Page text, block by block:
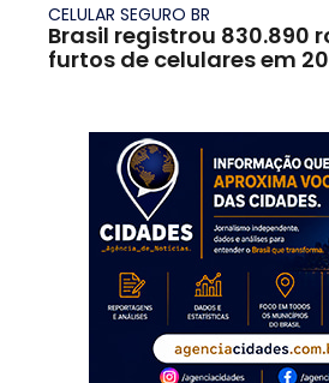
CELULAR SEGURO BR
Brasil registrou 830.890
furtos de celulares em